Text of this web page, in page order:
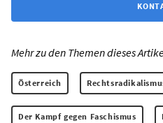
Mehr zu den Themen dieses
Österreich
Der Kampf gegen Faschismus